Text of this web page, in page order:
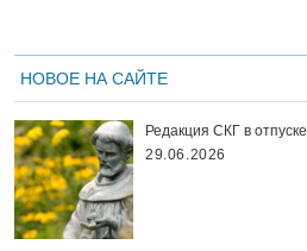
НОВОЕ НА САЙТЕ
Редакция СКГ в отпуске
29.06.2026